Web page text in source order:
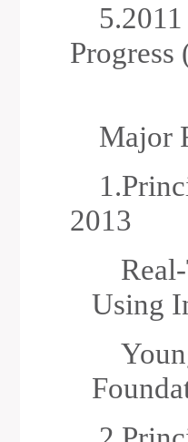
5.
Major
1.
2013
Using